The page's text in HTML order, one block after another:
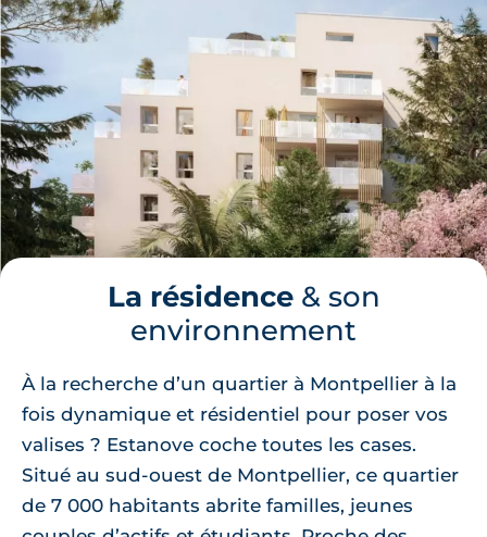
La résidence& son
environnement
À la recherche d’un quartier à Montpellier à la
fois dynamique et résidentiel pour poser vos
valises ? Estanove coche toutes les cases.
Situé au sud-ouest de Montpellier, ce quartier
de 7 000 habitants abrite familles, jeunes